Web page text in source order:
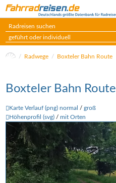
geführt oder individuell
Radwege Boxteler Bahn Route
Boxteler Bahn Route
Karte Verlauf (png) normal /groß
Höhenprofil (svg) /mit Orten